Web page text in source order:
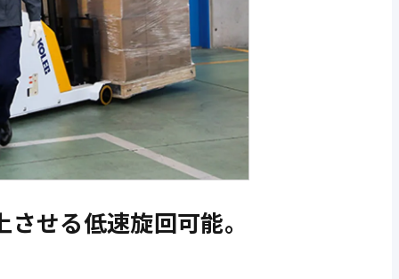
せる低速旋回可能。